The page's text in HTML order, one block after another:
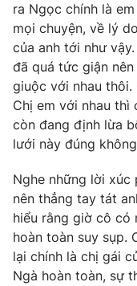
ra Ngọc chính là
mọi chuyện, về lý
của anh tới như
đã quá tức giận
giuộc với nhau
Chị em với nhau thì
còn đang định lừa
lưới này đúng
Nghe những lời xúc
nên thẳng tay tát
hiểu rằng giờ cô có
hoàn toàn suy sụp.
lại chính là chị gái
Ngà hoàn toàn, sự